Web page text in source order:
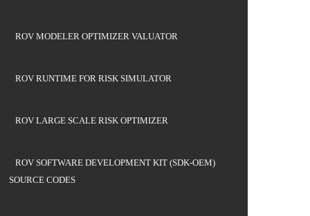
ROV MODELER OPTIMIZER VALUATOR
ROV RUNTIME FOR RISK SIMULATOR
ROV LARGE SCALE RISK OPTIMIZER
ROV SOFTWARE DEVELOPMENT KIT (SDK-OEM)
SOURCE CODES